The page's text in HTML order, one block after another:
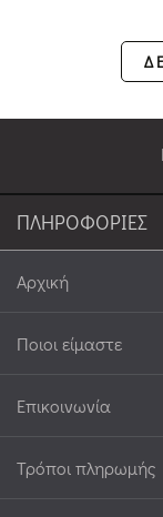
ΠΛΗΡΟΦΟΡΙΕΣ
Αρχική
Ποιοι είμαστε
Επικοινωνία
Τρόποι πληρωμής